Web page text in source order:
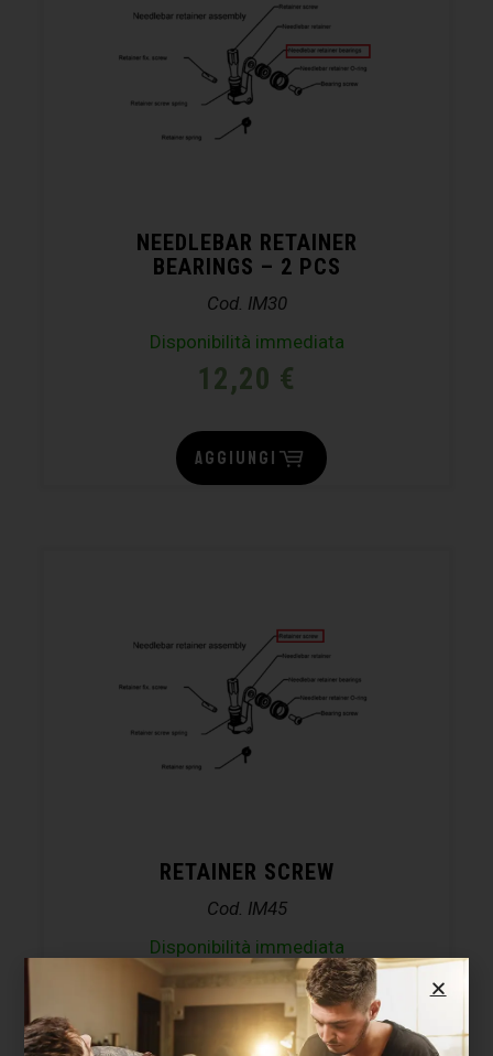
NEEDLEBAR RETAINER
BEARINGS – 2 PCS
Cod. IM30
Disponibilità immediata
12,20 €
AGGIUNGI
RETAINER SCREW
Cod. IM45
Disponibilità immediata
6,10€